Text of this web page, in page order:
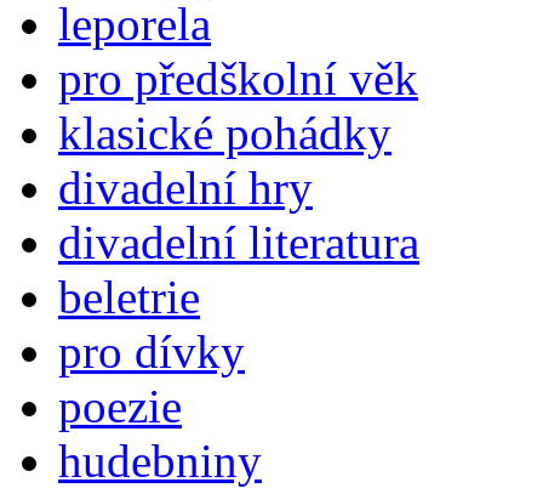
leporela
pro předškolní věk
klasické pohádky
divadelní hry
divadelní literatura
beletrie
pro dívky
poezie
hudebniny